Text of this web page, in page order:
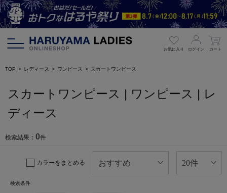
お気に入り ログイン カート
TOP レディース ワンピース スカートワンピース
スカートワンピース | ワンピース | レ
ディース
検索結果： 0件
カラーをまとめる
検索条件